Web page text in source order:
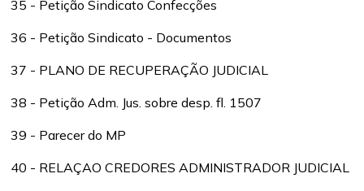
35 - Petição Sindicato Confecções
36 - Petição Sindicato - Documentos
37 - PLANO DE RECUPERAÇÃO JUDICIAL
38 - Petição Adm. Jus. sobre desp. fl. 1507
39 - Parecer do MP
40 - RELAÇAO CREDORES ADMINISTRADOR JUDICIAL